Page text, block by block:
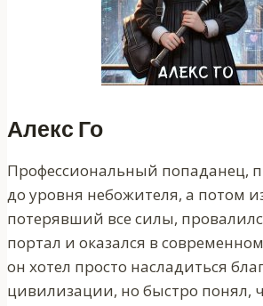
Алекс Го
Профессиональный попаданец,
до уровня небожителя, а потом
потерявший все силы,
портал и оказался в
он хотел просто насладиться
цивилизации, но быстро понял,